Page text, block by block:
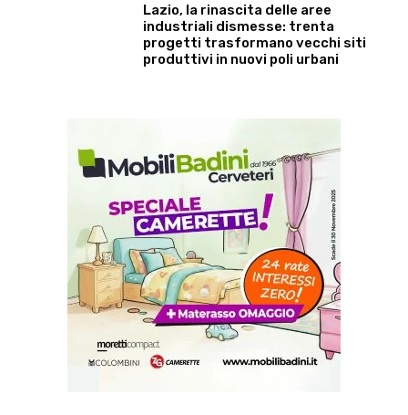
Lazio, la rinascita delle aree
industriali dismesse: trenta
progetti trasformano vecchi siti
produttivi in nuovi poli urbani